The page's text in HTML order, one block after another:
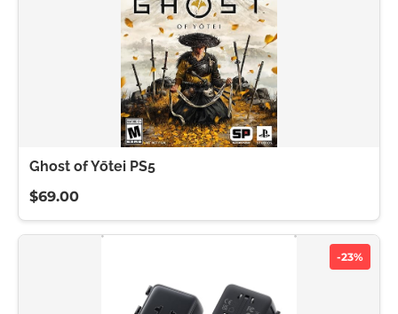
Ghost of Yōtei PS5
$69.00
-23%